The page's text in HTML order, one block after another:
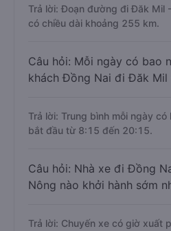
Trả lời: Đoạn đường đi Đăk Mil
có chiều dài khoảng 255 km.
Câu hỏi: Mỗi ngày có bao
khách Đồng Nai đi Đăk
Trả lời: Trung bình mỗi ngày
bắt đầu từ 8:15 đến 20:15.
Câu hỏi: Nhà xe đi Đồng
Nông nào khởi hành sớm
Trả lời: Chuyến xe có giờ xuất